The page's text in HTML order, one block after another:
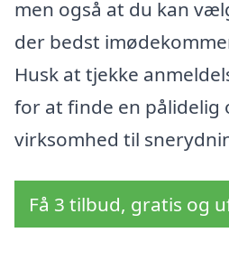
men også at du kan
der bedst
Husk at tjekke
for at finde en pålidelig
virksomhed til
Få 3 tilbud, gratis og